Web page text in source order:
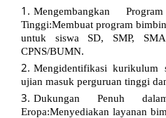
Mengembangkan
Tinggi:Membuat program
untuk siswa SD, SMP,
CPNS/BUMN.
Mengidentifikasi kurikulum
ujian masuk perguruan tinggi
Dukungan Penuh
Eropa:Menyediakan layanan